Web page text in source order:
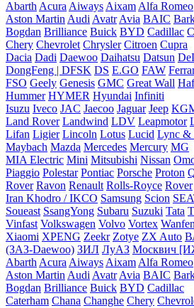
Abarth Acura Aiways Aixam Alfa Romeo
Aston Martin Audi Avatr Avia BAIC
Bogdan Brilliance Buick BYD Cadillac
Chery Chevrolet Chrysler Citroen Cupra
Dacia Dadi Daewoo Daihatsu Datsun
DongFeng | DFSK DS E.GO FAW
FSO Geely Genesis GMC Great Wall
Hummer HYMER Hyundai Infiniti
Isuzu Iveco JAC Jaecoo Jaguar Jeep
Land Rover Landwind LDV Leapmotor
Lifan Ligier Lincoln Lotus Lucid Lync &
Maybach Mazda Mercedes Mercury MG
MIA Electric Mini Mitsubishi Nissan
Piaggio Polestar Pontiac Porsche Proton
Rover Ravon Renault Rolls-Royce Rover
Iran Khodro / IKCO Samsung Scion
Soueast SsangYong Subaru Suzuki Tata
Vinfast Volkswagen Volvo Vortex
Xiaomi XPENG Zeekr Zotye ZX Auto
(ЗАЗ-Daewoo) ЗИЛ ЛуАЗ Москвич
Abarth Acura Aiways Aixam Alfa Romeo
Aston Martin Audi Avatr Avia BAIC
Bogdan Brilliance Buick BYD Cadillac
Caterham Chana Changhe Chery